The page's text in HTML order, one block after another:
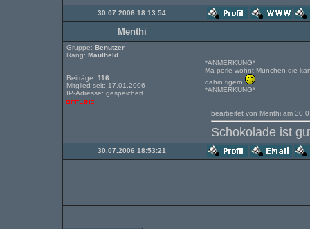
30.07.2006 18:13:54
Menthi
Gruppe: Benutzer
Rang: Maulheld
Beiträge: 116
Mitglied seit: 17.01.2006
IP-Adresse: gespeichert
*ANMERKUNG*
Ma perle wohnt München die
dahin tigern
*ANMERKUNG*
bearbeitet von Menthi am
Schokolade ist
30.07.2006 18:53:21